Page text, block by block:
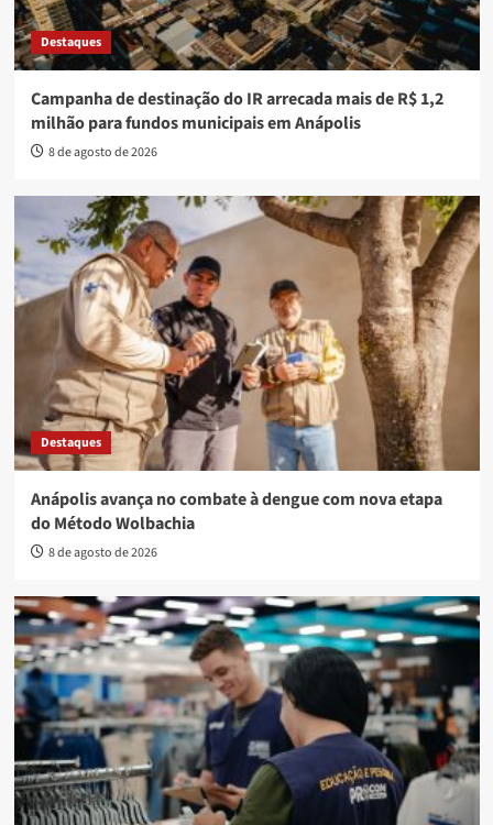
Destaques
Campanha de destinação do IR arrecada mais de R$ 1,2
milhão para fundos municipais em Anápolis
8 de agosto de 2026
Destaques
Anápolis avança no combate à dengue com nova etapa
do Método Wolbachia
8 de agosto de 2026